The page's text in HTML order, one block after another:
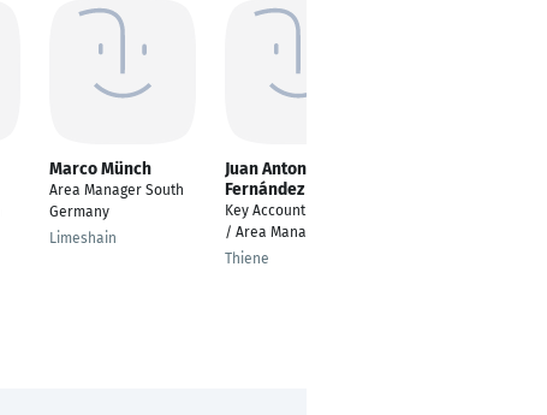
Marco Münch
Area Manager South
Germany
Limeshain
Juan Antonio
Fernández Noya
Key Account Manager
/ Area Manager DACH
Thiene